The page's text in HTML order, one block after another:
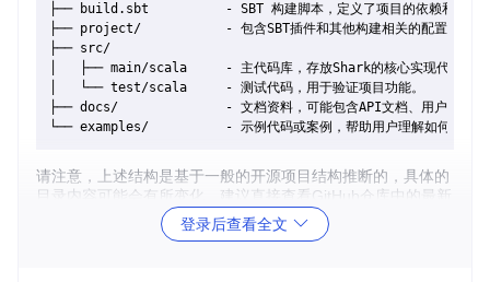
├── build.sbt          - SBT 构建脚本，定义了项目的依赖和构建
├── project/           - 包含SBT插件和其他构建相关的配置文件。
├── src/
│   ├── main/scala     - 主代码库，存放Shark的核心实现代码。
│   └── test/scala     - 测试代码，用于验证项目功能。
├── docs/              - 文档资料，可能包含API文档、用户手册等
请注意，上述结构是基于一般的开源项目结构推断的，具体的
目录内容可能会有所变化，建议直接查看GitHub仓库中的最新
登录后查看全文